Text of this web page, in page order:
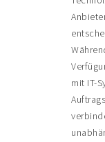
mit IT-